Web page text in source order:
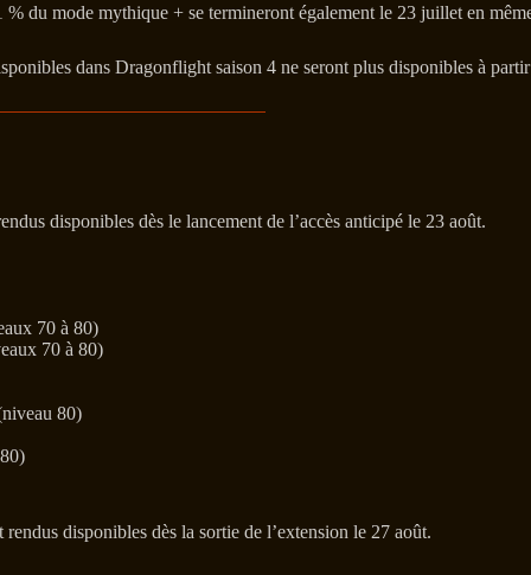
du mode mythique + se termineront également le 23 juillet en
dans Dragonflight saison 4 ne seront plus disponibles à
disponibles dès le lancement de l’accès anticipé le 23 août.
70 à 80)
70 à 80)
80)
disponibles dès la sortie de l’extension le 27 août.